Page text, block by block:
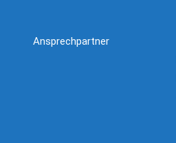
Ansprechpartner